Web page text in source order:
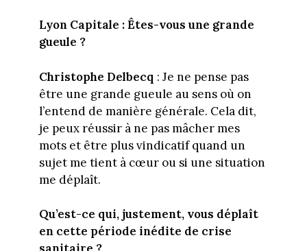
Lyon Capitale : Êtes-vous une grande
gueule ?
Christophe Delbecq : Je ne pense pas
être une grande gueule au sens où on
l’entend de manière générale. Cela dit,
je peux réussir à ne pas mâcher mes
mots et être plus vindicatif quand un
sujet me tient à cœur ou si une situation
me déplaît.
Qu’est-ce qui, justement, vous déplaît
en cette période inédite de crise